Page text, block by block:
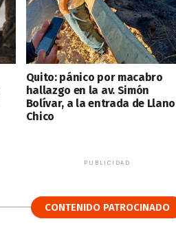
Quito: pánico por macabro
hallazgo en la av. Simón
Bolívar, a la entrada de Llano
Chico
PUBLICIDAD
CONTENIDO PATROCINADO